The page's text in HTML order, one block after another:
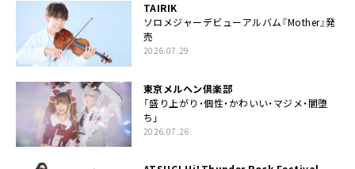
TAIRIK
ソロメジャーデビューアルバム『Mother』発
売
2026.07.29
東京メルヘン倶楽部
「盛り上がり・個性・かわいい・マジメ・闇堕
ち」
2026.07.26